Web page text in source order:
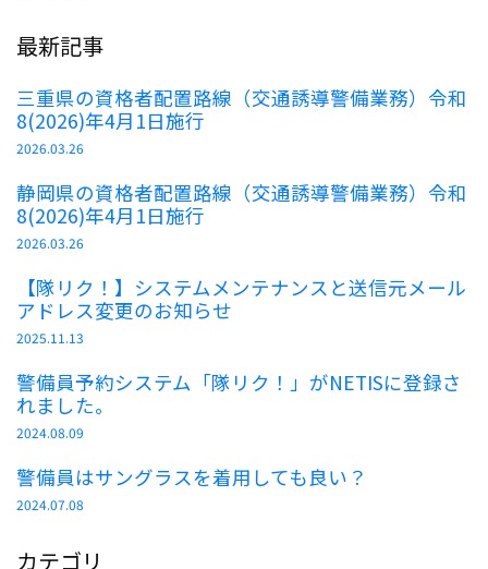
最新記事
三重県の資格者配置路線（交通誘導警備業務）令和
8(2026)年4月1日施行
2026.03.26
静岡県の資格者配置路線（交通誘導警備業務）令和
8(2026)年4月1日施行
2026.03.26
【隊リク！】システムメンテナンスと送信元メール
アドレス変更のお知らせ
2025.11.13
警備員予約システム「隊リク！」がNETISに登録さ
れました。
2024.08.09
警備員はサングラスを着用しても良い？
2024.07.08
カテゴリ